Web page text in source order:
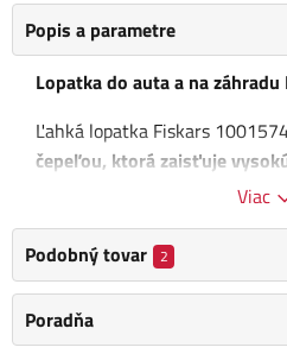
Popis a parametre
Lopatka do auta a na
Ľahká lopatka Fiskars
čepeľou, ktorá zaisťuje
Šesťboká násadaje
a nekĺzala z ruky, čo oceníte pri
vyrobená z materiálov, ktoré
teplotám
Viac
Podobný tovar 2
Poradňa